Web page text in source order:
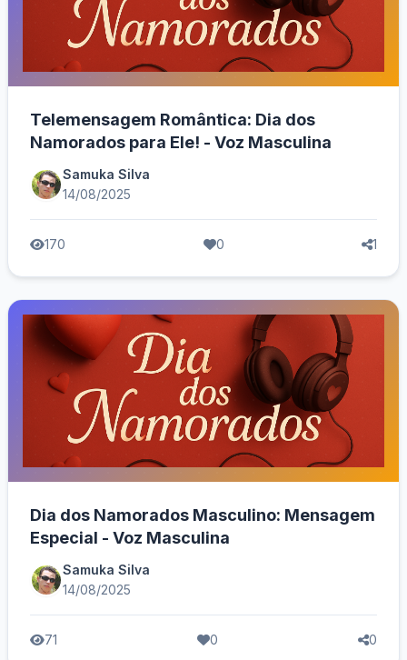
Telemensagem Romântica: Dia dos
Namorados para Ele! - Voz Masculina
Samuka Silva
14/08/2025
170 0 1
Dia dos Namorados Masculino: Mensagem
Especial - Voz Masculina
Samuka Silva
14/08/2025
71 0 0